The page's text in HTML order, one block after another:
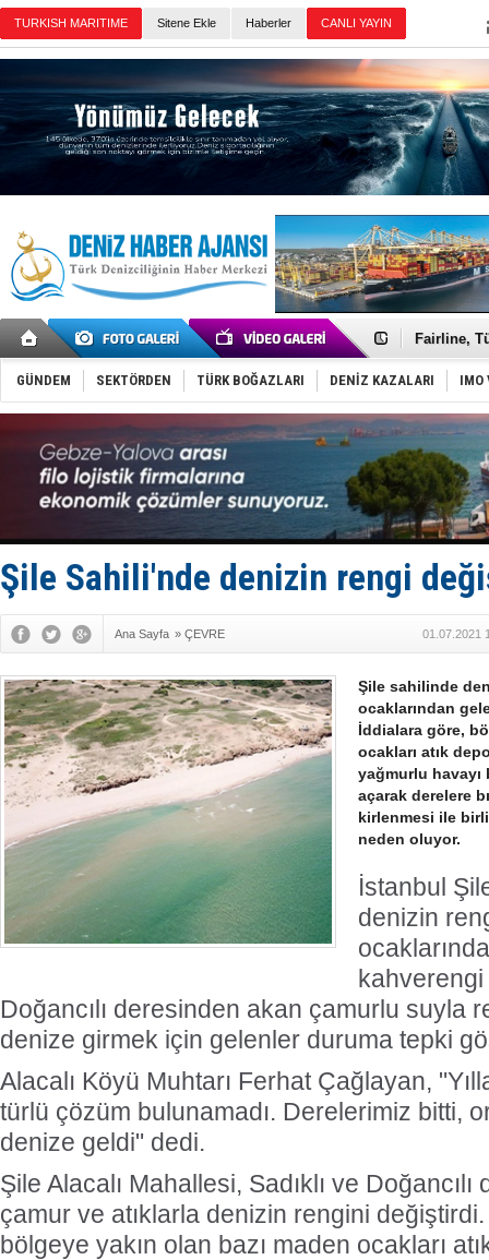
Sitene Ekle Haberler
Deniz
Baltık
Runit
Dünyanın
Türk
Hüseyin
Med
Tekne, su
Dışişleri
GÜNDEM SEKTÖRDEN TÜRK BOĞAZLARI DENİZ KAZALARI IMO
Şile Sahili'nde denizin rengi
Ana Sayfa » ÇEVRE 01.07.2021
Şile sahilinde
ocaklarından
İddialara göre,
ocakları atık
yağmurlu havayı
açarak derelere
kirlenmesi ile
neden oluyor.
İstanbul
denizin
kahverengi
Doğancılı deresinden akan çamurlu suyla
denize girmek için gelenler duruma tepki
Alacalı Köyü Muhtarı Ferhat Çağlayan,
türlü çözüm bulunamadı. Derelerimiz bitti,
denize geldi" dedi.
Şile Alacalı Mahallesi, Sadıklı ve
çamur ve atıklarla denizin rengini
bölgeye yakın olan bazı maden ocakları